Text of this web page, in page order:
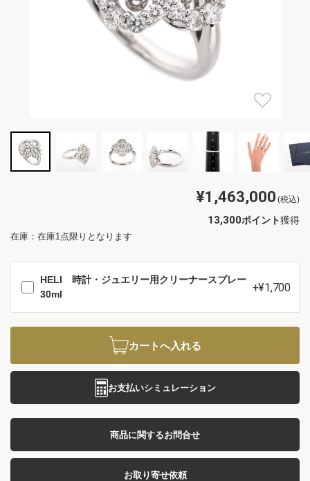
¥1,463,000 (税込)
13,300ポイント獲得
在庫：在庫1点限りとなります
HELI 時計・ジュエリー用クリーナースプレー
30ml
+¥1,700
カートへ入れる
お支払いシミュレーション
商品に関するお問合せ
お取り寄せ依頼